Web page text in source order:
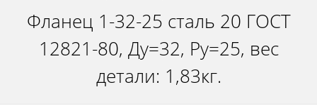
Фланец 1-32-25 сталь 20 ГОСТ
12821-80, Ду=32, Ру=25, вес
детали: 1,83кг.